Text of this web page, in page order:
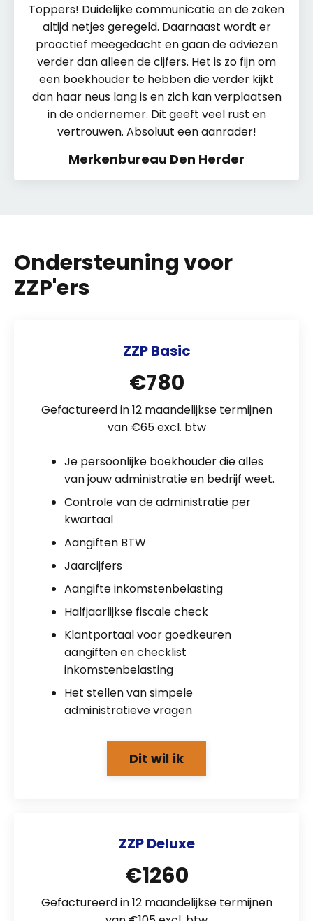
Toppers! Duidelijke communicatie en de zaken
altijd netjes geregeld. Daarnaast wordt er
proactief meegedacht en gaan de adviezen
verder dan alleen de cijfers. Het is zo fijn om
een boekhouder te hebben die verder kijkt
dan haar neus lang is en zich kan verplaatsen
in de ondernemer. Dit geeft veel rust en
vertrouwen. Absoluut een aanrader!
Merkenbureau Den Herder
Ondersteuning voor
ZZP'ers
ZZP Basic
€780
Gefactureerd in 12 maandelijkse termijnen
van €65 excl. btw
Je persoonlijke boekhouder die alles
van jouw administratie en bedrijf weet.
Controle van de administratie per
kwartaal
Aangiften BTW
Jaarcijfers
Aangifte inkomstenbelasting
Halfjaarlijkse fiscale check
Klantportaal voor goedkeuren
aangiften en checklist
inkomstenbelasting
Het stellen van simpele
administratieve vragen
Dit wil ik
ZZP Deluxe
€1260
Gefactureerd in 12 maandelijkse termijnen